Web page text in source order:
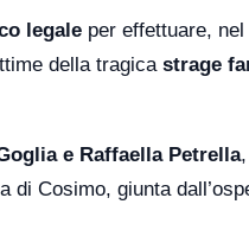
legale per effettuare,
della tragicastrage
e Raffaella Petrella
di Cosimo, giunta